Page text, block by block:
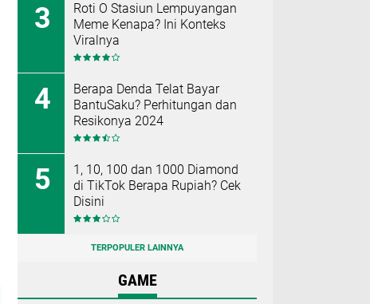
Roti O Stasiun Lempuyangan
Meme Kenapa? Ini Konteks
Viralnya
Berapa Denda Telat Bayar
BantuSaku? Perhitungan dan
Resikonya 2024
1, 10, 100 dan 1000 Diamond
di TikTok Berapa Rupiah? Cek
Disini
TERPOPULER LAINNYA
GAME